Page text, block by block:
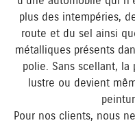
plus des intempéries,
route et du sel ainsi
métalliques présents
polie. Sans scellant, la
lustre ou devient
Pour nos clients, nous